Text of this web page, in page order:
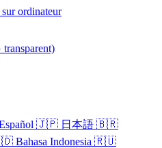
🇯🇵 日本語 🇧🇷
Bahasa Indonesia 🇷🇺